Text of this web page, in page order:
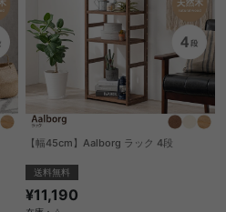
【幅45cm】Aalborg ラック 4段
送料無料
¥11,190